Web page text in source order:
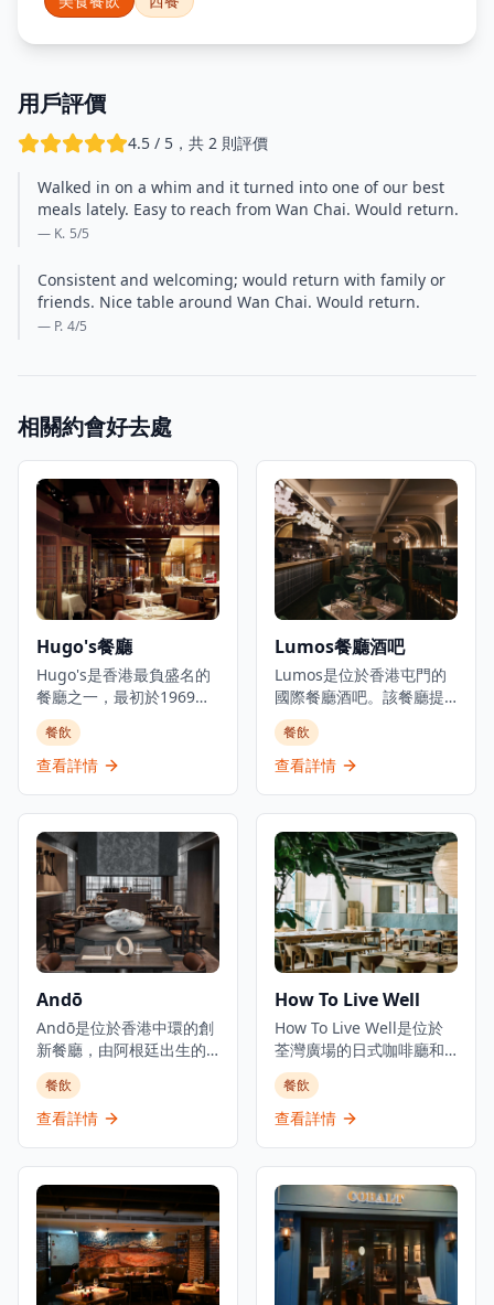
用戶評價
4.5 / 5，共 2 則評價
Walked in on a whim and it turned into one of our best
meals lately. Easy to reach from Wan Chai. Would return.
— K. 5/5
Consistent and welcoming; would return with family or
friends. Nice table around Wan Chai. Would return.
— P. 4/5
相關約會好去處
Hugo's餐廳
Hugo's是香港最負盛名的
餐廳之一，最初於1969年
開業，現在在香港尖沙咀
凱悅酒店重新開業。餐廳
在優雅的環境中提供國際
的中心地帶，提供精緻的
用餐體驗，優質的服務，
五十多年來一直保持著卓
越餐廳的聲譽。餐廳設有
私人用餐室，提供午餐和
晚餐服務，氛圍精緻。
餐飲
查看詳情
Lumos餐廳酒吧
Lumos是位於香港屯門的
國際餐廳酒吧。該餐廳提
供晚餐、飲品,並有每日現
場音樂表演,氛圍愉悅。被
形容為屯門的都市綠洲,慶
務外,還設有水煙服務。餐
廳專門提供國際料理,招牌
菜包括澳洲牛柳和燒老虎
大蝦扒配意式蕃茄醬扁意
粉。這家餐廳酒吧隱藏在
屯門,提供獨特的用餐和娛
樂體驗。
餐飲
查看詳情
Andō
Andō是位於香港中環的創
新餐廳，由阿根廷出生的
主廚Agustin Balbi主理，
他將來自家鄉阿根廷的風
味與在日本受訓時學到的
程的實現，融合了他從小
熟悉的味道和在亞洲體驗
到的風味。位於中環心臟
地帶的Andō提供個人化品
嚐菜單，帶領食客踏上融
合阿根廷、日本和一些西
餐飲
查看詳情
How To Live Well
How To Live Well是位於
荃灣廣場的日式咖啡廳和
生活概念店。這家店結合
了餐飲和零售元素，在提
供咖啡廳服務的同時展示
供西日式融合菜餚，旨在
為顧客創造放鬆的空間。
How To Live Well隸屬於
HOW Department品牌，
在香港設有多個分店。咖
啡廳專門打造一個讓人們
餐飲
查看詳情